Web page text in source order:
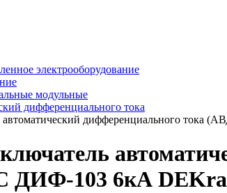
электрооборудование
модульные
дифференциального тока
автоматический дифференциального
ДИФ-103 6кА